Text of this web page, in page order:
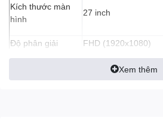
Kích thước màn
hình
27 inch
Độ phân giải FHD (1920x1080)
Xem thêm